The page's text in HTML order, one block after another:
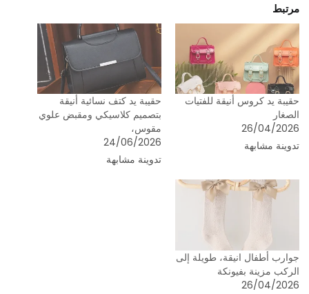
مرتبط
حقيبة يد كروس أنيقة للفتيات
الصغار
26/04/2026
تدوينة مشابهة
حقيبة يد كتف نسائية أنيقة
بتصميم كلاسيكي ومقبض علوي
مقوس،
24/06/2026
تدوينة مشابهة
جوارب أطفال انيقة، طويلة إلى
الركب مزينة بفيونكة
26/04/2026